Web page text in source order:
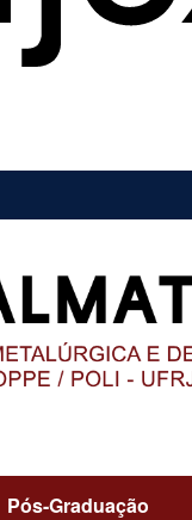
Pós-Graduação